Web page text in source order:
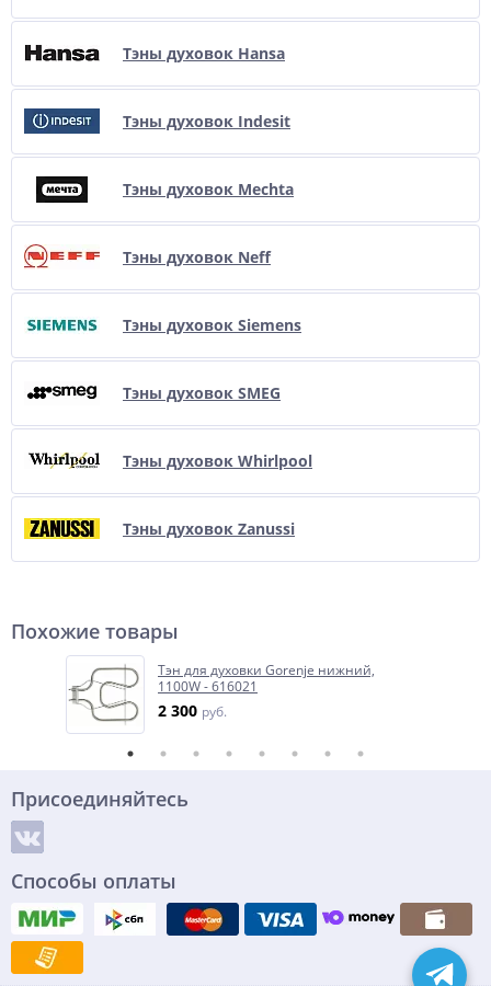
Тэны духовок Hansa
Тэны духовок Indesit
Тэны духовок Mechta
Тэны духовок Neff
Тэны духовок Siemens
Тэны духовок SMEG
Тэны духовок Whirlpool
Тэны духовок Zanussi
Похожие товары
Тэн для духовки Gorenje нижний,
1100W - 616021
2 300 руб.
Присоединяйтесь
Способы оплаты